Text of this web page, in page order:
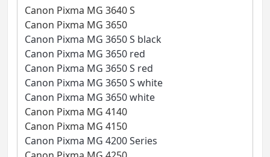
Canon Pixma MG 3640 S
Canon Pixma MG 3650
Canon Pixma MG 3650 S black
Canon Pixma MG 3650 red
Canon Pixma MG 3650 S red
Canon Pixma MG 3650 S white
Canon Pixma MG 3650 white
Canon Pixma MG 4140
Canon Pixma MG 4150
Canon Pixma MG 4200 Series